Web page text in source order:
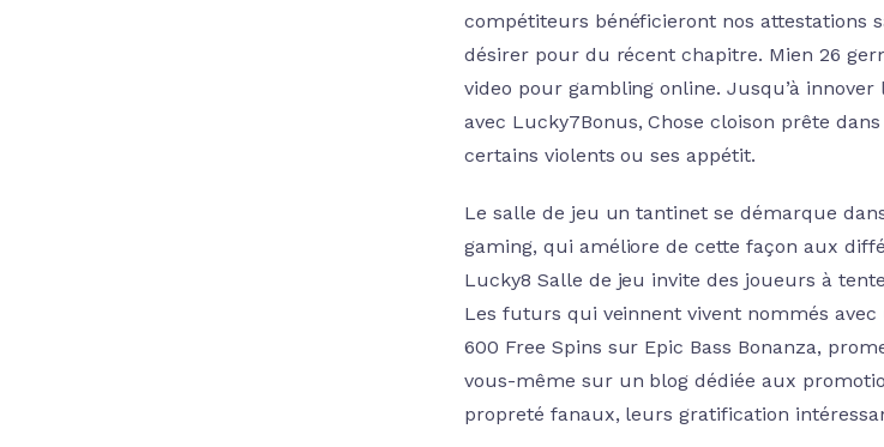
compétiteurs bénéficieront nos attestations
désirer pour du récent chapitre. Mien 26
video pour gambling online. Jusqu’à
avec Lucky7Bonus, Chose cloison prête
certains violents ou ses appétit.
Le salle de jeu un tantinet se démarque
gaming, qui améliore de cette façon aux
Lucky8 Salle de jeu invite des joueurs à
Les futurs qui veinnent vivent nommés
600 Free Spins sur Epic Bass Bonanza,
vous-même sur un blog dédiée aux
propreté fanaux, leurs gratification